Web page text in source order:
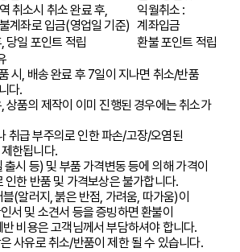
취소시 취소 완료 후,
계좌로 입금(영업일 기준)
익월취소 :
계좌입금
당일 포인트 적립
환불 포인트 적립
시, 배송 완료 후 7일이 지나면 취소/반품
다.
상품의 제작이 이미 진행된 경우에는 취소가
취급 부주의로 인한 파손/고장/오염된
한됩니다.
시 등) 및 부품 가격변동 등에 의해 가격이
인한 반품 및 가격보상은 불가합니다.
(알러지, 붉은 반점, 가려움, 따가움)이
서 및 소견서 등을 증빙하면 환불이
비용은 고객님께서 부담하셔야 합니다.
사유로 취소/반품이 제한 될 수 있습니다.